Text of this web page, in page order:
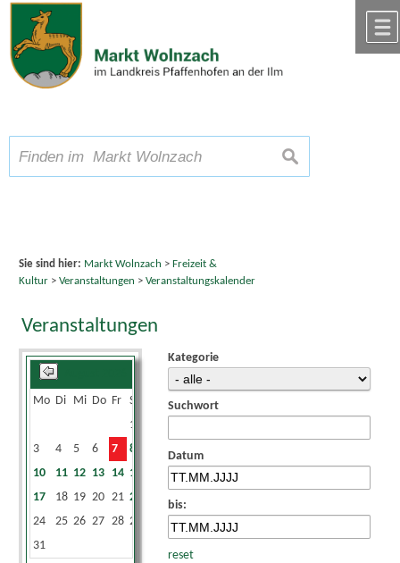
Zum Inhalt,zur Navigation
Schriftgröße A A A suchen
Sie sind hier: Markt Wolnzach > Freizeit &
Kultur> Veranstaltungen > Veranstaltungskalender
Veranstaltungen
Mo Di Mi Do Fr Sa
1
3
4 5 6 7 8
10
11 12 13 14 15
17
18 19 20 21 22
24
25 26 27 28 29
31
Kategorie
Suchwort
Datum
bis:
reset